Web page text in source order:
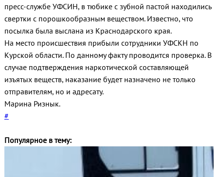
пресс-службе УФСИН, в тюбике с зубной пастой находились
свертки с порошкообразным веществом. Известно, что
посылка была выслана из Краснодарского края.
На место происшествия прибыли сотрудники УФСКН по
Курской области. По данному факту проводится проверка. В
случае подтверждения наркотической составляющей
изъятых веществ, наказание будет назначено не только
отправителям, но и адресату.
Марина Ризнык.
#
Популярное в тему: